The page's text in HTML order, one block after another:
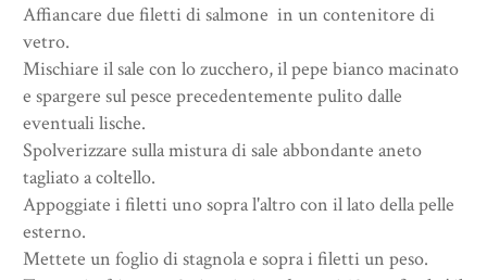
Affiancare due filetti di salmone in un contenitore di
vetro.
Mischiare il sale con lo zucchero, il pepe bianco macinato
e spargere sul pesce precedentemente pulito dalle
eventuali lische.
Spolverizzare sulla mistura di sale abbondante aneto
tagliato a coltello.
Appoggiate i filetti uno sopra l'altro con il lato della pelle
esterno.
Mettete un foglio di stagnola e sopra i filetti un peso.